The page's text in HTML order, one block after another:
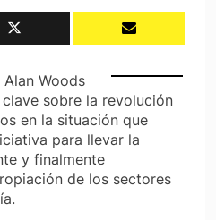
Woods
sobre la revolución
en la situación que
para llevar la
y finalmente
de los sectores